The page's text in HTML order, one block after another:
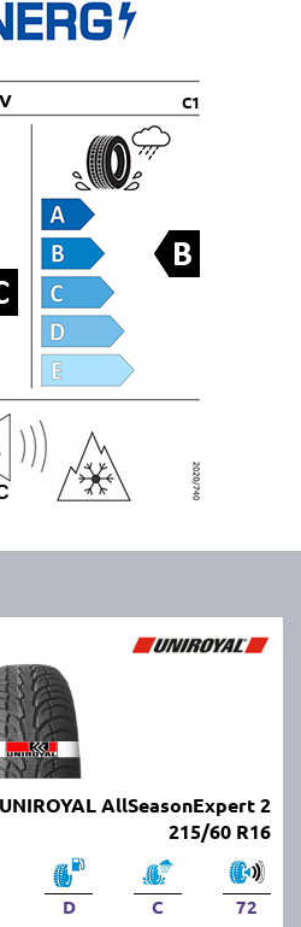
C1
AllSeasonExpert 2
215/60 R16
D C 72